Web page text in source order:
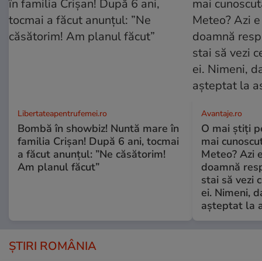
Libertateapentrufemei.ro
Bombă în showbiz! Nuntă mare în
familia Crișan! După 6 ani, tocmai
a făcut anunțul: ”Ne căsătorim!
Am planul făcut”
Avantaje.ro
O mai știți
mai
Meteo? Azi
doamnă
stai să vezi
ei. Nimeni,
așteptat la
ȘTIRI ROMÂNIA